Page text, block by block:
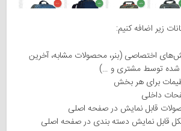
زیر اضافه کنیم:
اختصاصی (بنر، محصولات مشابه، آخرین
شده توسط مشتری و …)
برای هر بخش
داخلی
قابل نمایش در صفحه اصلی
قابل نمایش دسته بندی در صفحه اصلی